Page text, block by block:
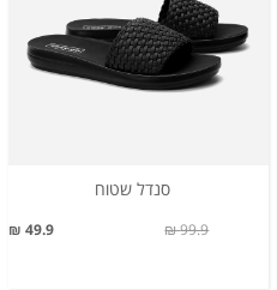
סנדל שטוח
49.9 ₪ 99.9 ₪